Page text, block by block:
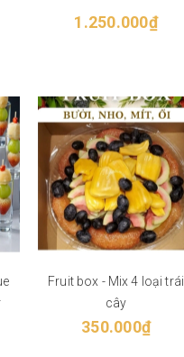
1.250.000₫
Fruit box - Mix 4 loại trái
cây
350.000₫